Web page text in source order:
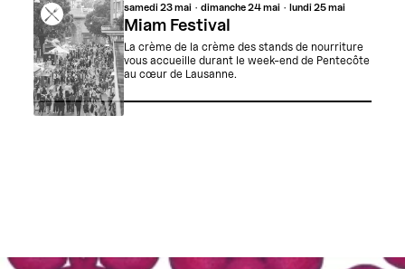
samedi23 mai dimanche24 mai lundi25 mai
Miam Festival
La crème de la crème des stands de nourriture
vous accueille durant le week-end de Pentecôte
au cœur de Lausanne.